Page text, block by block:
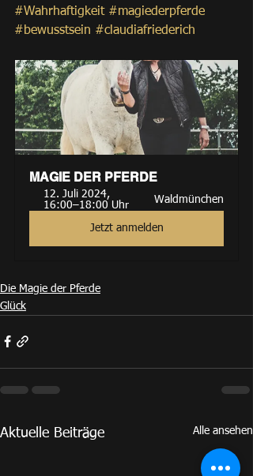
#Wahrhaftigkeit #magiederpferde
#bewusstsein #claudiafriederich
MAGIE DER PFERDE
12. Juli 2024,
16:00–18:00 Uhr
Waldmünchen
Jetzt anmelden
Die Magie der Pferde
Glück
Aktuelle Beiträge Alle ansehen